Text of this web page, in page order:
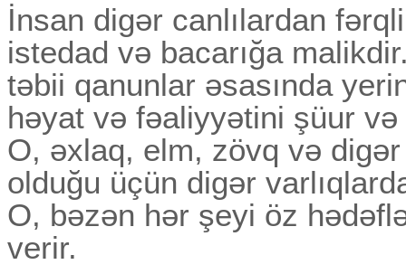
İnsan digər canlılardan
istedad və bacarığa
təbii qanunlar əsasında
həyat və fəaliyyətini şüur
O, əxlaq, elm, zövq və
olduğu üçün digər
O, bəzən hər şeyi öz
verir.